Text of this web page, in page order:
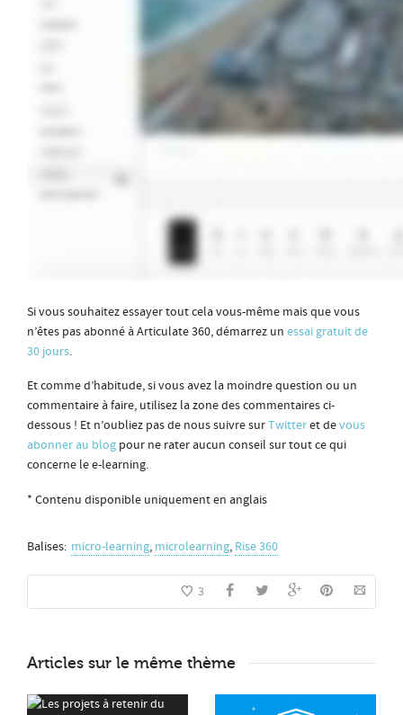
Si vous souhaitez essayer tout cela vous-même mais que vous
n’êtes pas abonné à Articulate 360, démarrez un essai gratuit de
30 jours.
Et comme d’habitude, si vous avez la moindre question ou un
commentaire à faire, utilisez la zone des commentaires ci-
dessous ! Et n’oubliez pas de nous suivre surTwitteret devous
abonner au blog pour ne rater aucun conseil sur tout ce qui
concerne le e-learning.
* Contenu disponible uniquement en anglais
Balises: micro-learning, microlearning, Rise 360
3
Articles sur le même thème